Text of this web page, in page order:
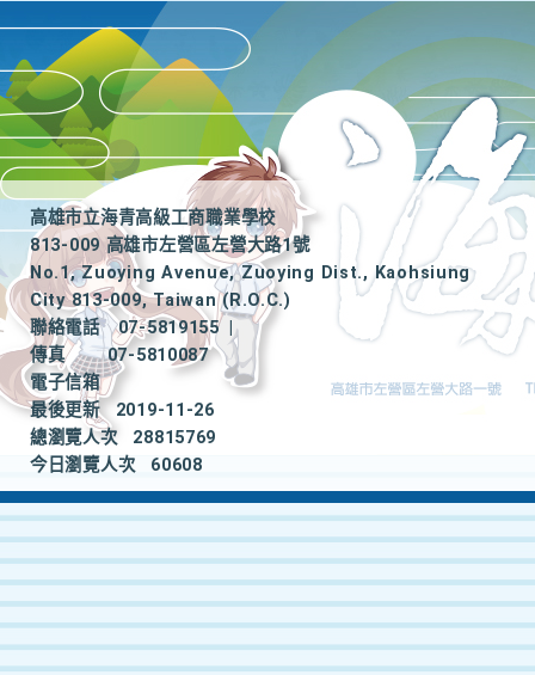
高雄市立海青高級工商職業學校
813-009 高雄市左營區左營大路1號
No.1, Zuoying Avenue, Zuoying Dist., Kaohsiung
City 813-009, Taiwan (R.O.C.)
聯絡電話
07-5819155
|
傳真
07-5810087
電子信箱
最後更新
2019-11-26
總瀏覽人次
28815769
今日瀏覽人次
60608